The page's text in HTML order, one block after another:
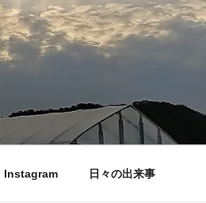
Instagram 日々の出来事